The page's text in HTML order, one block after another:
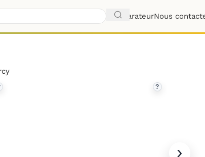
ComparateurNous
?